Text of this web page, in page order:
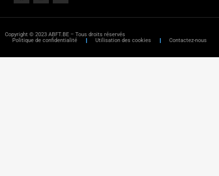
Copyright © 2023 ABFT.BE – Tous droits réservés
Politique de confidentialité
Utilisation des cookies Contactez-nous